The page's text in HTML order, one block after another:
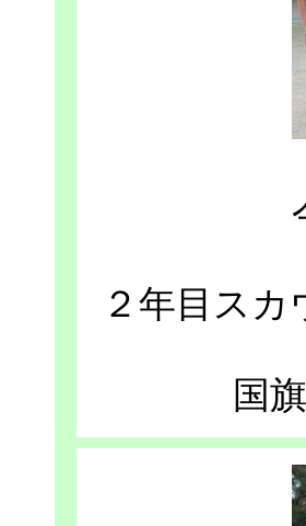
２年目ス
国